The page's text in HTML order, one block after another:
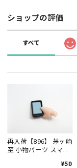
ショップの評価
すべて
再入荷【896】 茅ヶ崎
至 小物パーツ スマ
¥50